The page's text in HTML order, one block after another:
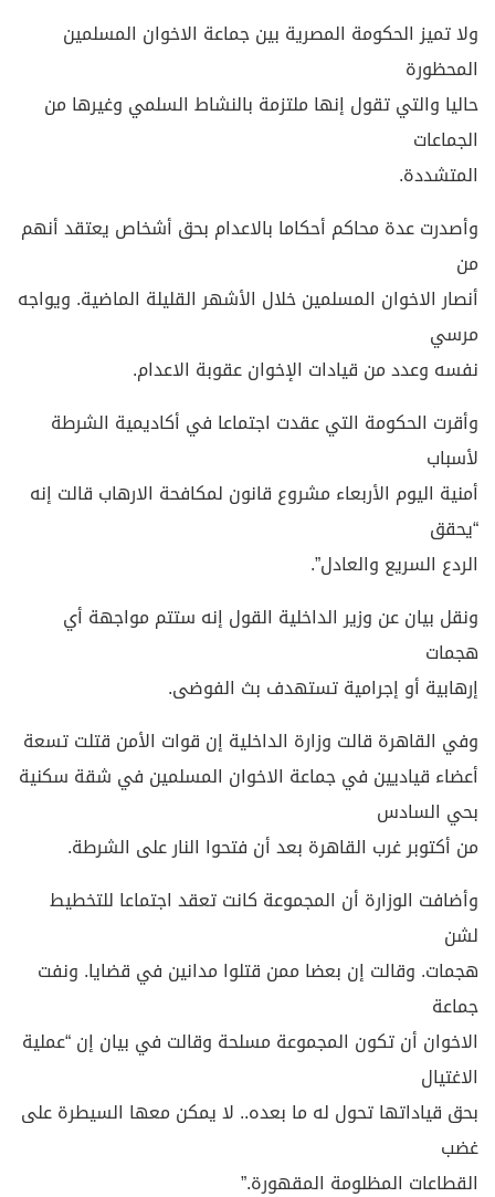
ولا تميز الحكومة المصرية بين جماعة الاخوان المسلمين
المحظورة
حاليا والتي تقول إنها ملتزمة بالنشاط السلمي وغيرها من
الجماعات
المتشددة.
وأصدرت عدة محاكم أحكاما بالاعدام بحق أشخاص يعتقد أنهم
من
أنصار الاخوان المسلمين خلال الأشهر القليلة الماضية. ويواجه
مرسي
نفسه وعدد من قيادات الإخوان عقوبة الاعدام.
وأقرت الحكومة التي عقدت اجتماعا في أكاديمية الشرطة
لأسباب
أمنية اليوم الأربعاء مشروع قانون لمكافحة الارهاب قالت إنه
“يحقق
الردع السريع والعادل”.
ونقل بيان عن وزير الداخلية القول إنه ستتم مواجهة أي
هجمات
إرهابية أو إجرامية تستهدف بث الفوضى.
وفي القاهرة قالت وزارة الداخلية إن قوات الأمن قتلت تسعة
أعضاء قياديين في جماعة الاخوان المسلمين في شقة سكنية
بحي السادس
من أكتوبر غرب القاهرة بعد أن فتحوا النار على الشرطة.
وأضافت الوزارة أن المجموعة كانت تعقد اجتماعا للتخطيط
لشن
هجمات. وقالت إن بعضا ممن قتلوا مدانين في قضايا. ونفت
جماعة
الاخوان أن تكون المجموعة مسلحة وقالت في بيان إن “عملية
الاغتيال
بحق قياداتها تحول له ما بعده.. لا يمكن معها السيطرة على
غضب
القطاعات المظلومة المقهورة.”